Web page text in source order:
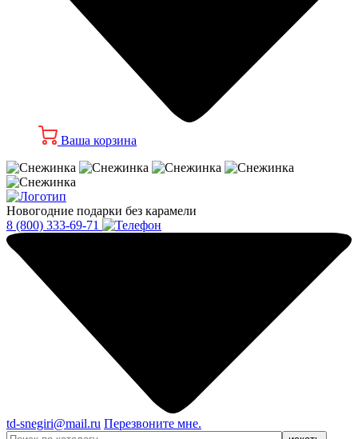
Ваша корзина
Новогодние подарки без карамели
8 (800) 333-69-71
td-snegiri@mail.ru Перезвоните мне.